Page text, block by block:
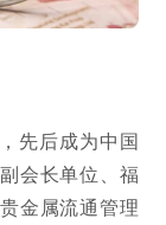
先后成为中国
会长单位、福
金属流通管理